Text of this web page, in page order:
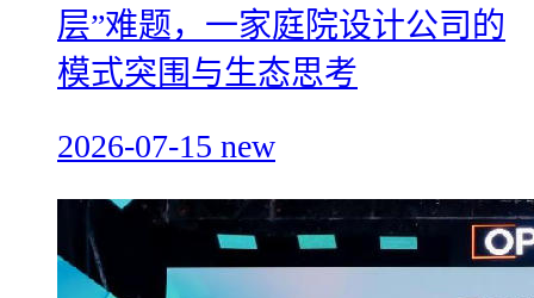
层”难题，一家庭院设计公司的
模式突围与生态思考
2026-07-15 new